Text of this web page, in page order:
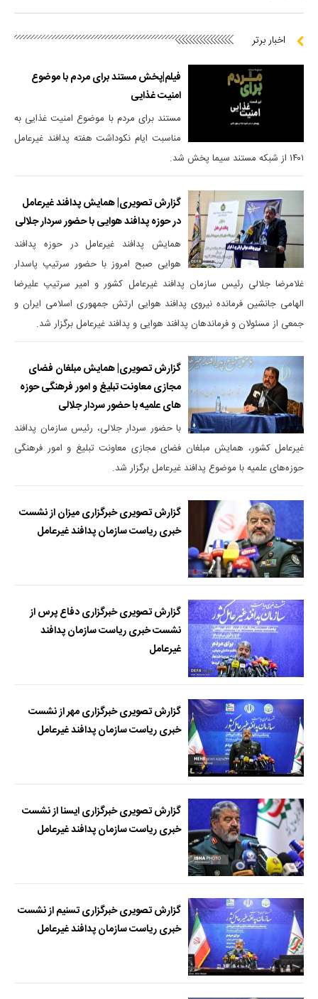
اخبار برتر
فیلم|پخش مستند برای مردم با موضوع
امنیت غذایی
مستند برای مردم با موضوع امنیت غذایی به
مناسبت ایام نکوداشت هفته پدافند غیرعامل
۱۴۰۱ از شبکه مستند سیما پخش شد.
گزارش تصویری| همایش پدافند غیرعامل
در حوزه پدافند هوایی با حضور سردار جلالی
همایش پدافند غیرعامل در حوزه پدافند
هوایی صبح امروز با حضور سرتیپ پاسدار
غلامرضا جلالی رئیس سازمان پدافند غیرعامل کشور و امیر سرتیپ علیرضا
الهامی جانشین فرمانده نیروی پدافند هوایی ارتش جمهوری اسلامی ایران و
جمعی از مسئولان و فرماندهان پدافند هوایی و پدافند غیرعامل برگزار شد.
گزارش تصویری| همایش مبلغان فضای
مجازی معاونت تبلیغ و امور فرهنگی حوزه
های علمیه با حضور سردار جلالی
با حضور سردار جلالی، رئیس سازمان پدافند
غیرعامل کشور، همایش مبلغان فضای مجازی معاونت تبلیغ و امور فرهنگی
حوزه‌های علمیه با موضوع پدافند غیرعامل برگزار شد.
گزارش تصویری خبرگزاری میزان از نشست
خبری ریاست سازمان پدافند غیرعامل
گزارش تصویری خبرگزاری دفاع پرس از
نشست خبری ریاست سازمان پدافند
غیرعامل
گزارش تصویری خبرگزاری مهر از نشست
خبری ریاست سازمان پدافند غیرعامل
گزارش تصویری خبرگزاری ایسنا از نشست
خبری ریاست سازمان پدافند غیرعامل
گزارش تصویری خبرگزاری تسنیم از نشست
خبری ریاست سازمان پدافند غیرعامل